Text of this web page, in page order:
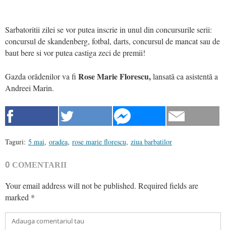
Sarbatoritii zilei se vor putea inscrie in unul din concursurile serii:
concursul de skandenberg, fotbal, darts, concursul de mancat sau de
baut bere si vor putea castiga zeci de premii!
Gazda orădenilor va fi Rose Marie Florescu,lansată ca asistentă a
Andreei Marin.
Taguri: 5 mai, oradea, rose marie florescu, ziua barbatilor
0 COMENTARII
Your email address will not be published. Required fields are
marked *